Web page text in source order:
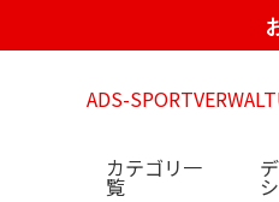
ADS-
カテゴリ一
覧 シ